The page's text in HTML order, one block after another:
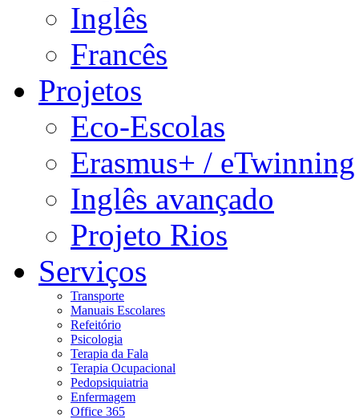
Inglês
Francês
Projetos
Eco-Escolas
Erasmus+ / eTwinning
Inglês avançado
Projeto Rios
Serviços
Transporte
Manuais Escolares
Refeitório
Psicologia
Terapia da Fala
Terapia Ocupacional
Pedopsiquiatria
Enfermagem
Office 365